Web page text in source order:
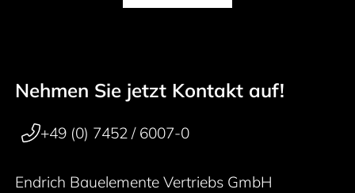
50 years
Footer navigation
Nehmen Sie jetzt Kontakt auf!
+49 (0) 7452 / 6007-0
Endrich Bauelemente Vertriebs GmbH